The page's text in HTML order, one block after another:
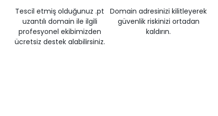
Tescil etmiş olduğunuz .pt
uzantılı domain ile ilgili
profesyonel ekibimizden
ücretsiz destek alabilirsiniz.
Domain adresinizi kilitleyerek
güvenlik riskinizi ortadan
kaldırın.